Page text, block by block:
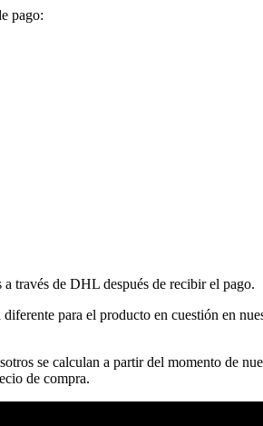
pago:
través de DHL después de recibir el pago.
para el producto en cuestión en
se calculan a partir del momento de
de compra.
Política de reembolso
Política de privacidad